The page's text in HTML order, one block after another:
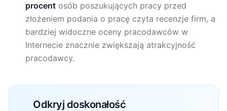
procent osób poszukujących pracy przed
złożeniem podania o pracę czyta recenzje firm, a
bardziej widoczne oceny pracodawców w
Internecie znacznie zwiększają atrakcyjność
pracodawcy.
Odkryj doskonałość